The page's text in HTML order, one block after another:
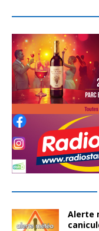
Alerte